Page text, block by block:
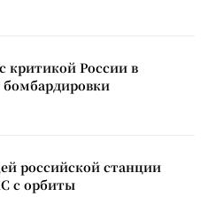
критикой России в
российской станции
с орбиты